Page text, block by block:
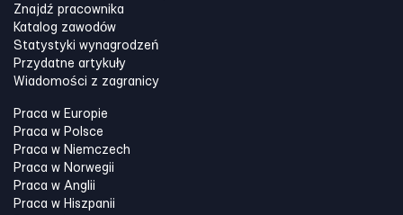
Znajdź pracownika
Katalog zawodów
Statystyki wynagrodzeń
Przydatne artykuły
Wiadomości z zagranicy
Praca w Europie
Praca w Polsce
Praca w Niemczech
Praca w Norwegii
Praca w Anglii
Praca w Hiszpanii